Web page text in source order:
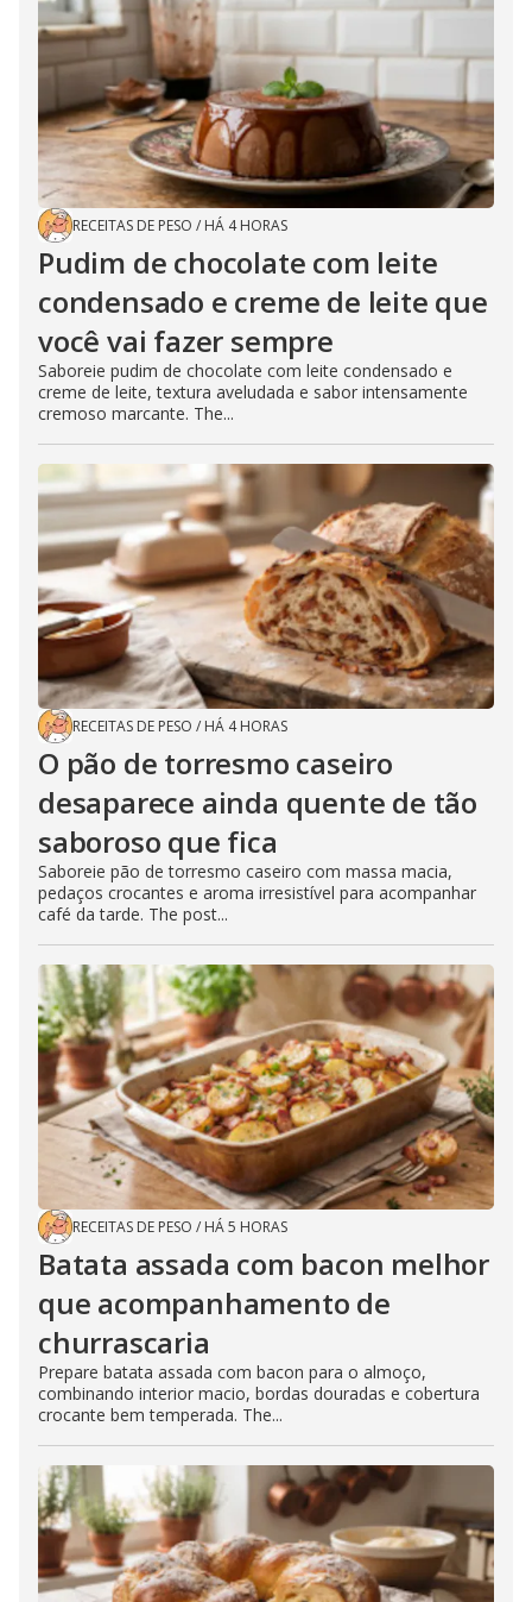
RECEITAS DE PESO / HÁ 4 HORAS
Pudim de chocolate com leite
condensado e creme de leite que
você vai fazer sempre
Saboreie pudim de chocolate com leite condensado e
creme de leite, textura aveludada e sabor intensamente
cremoso marcante. The...
RECEITAS DE PESO / HÁ 4 HORAS
O pão de torresmo caseiro
desaparece ainda quente de tão
saboroso que fica
Saboreie pão de torresmo caseiro com massa macia,
pedaços crocantes e aroma irresistível para acompanhar
café da tarde. The post...
RECEITAS DE PESO / HÁ 5 HORAS
Batata assada com bacon melhor
que acompanhamento de
churrascaria
Prepare batata assada com bacon para o almoço,
combinando interior macio, bordas douradas e cobertura
crocante bem temperada. The...